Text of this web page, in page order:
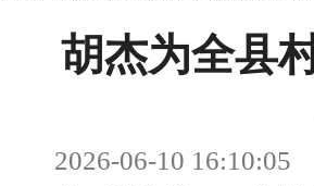
胡杰为全县
2026-06-10